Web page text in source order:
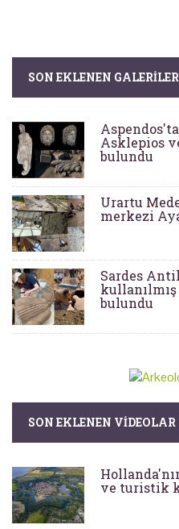
SON EKLENEN GALERILER
Asklepios
bulundu
Urartu
merkezi
Sardes
bulundu
SON EKLENEN VIDEOLAR
ve turistik